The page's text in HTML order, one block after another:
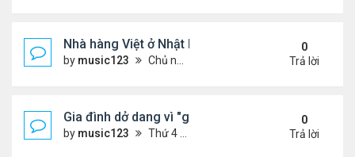
Nhà hàng Việt ở Nhật bốc cháy dữ dội
by music123 Chủ nhật Tháng 6 07, 2026 9:04 am
0
Trả lời
Gia đình dở dang vì "giấc mơ Mỹ"
by music123 Thứ 4 Tháng 6 03, 2026 6:34 pm
0
Trả lời